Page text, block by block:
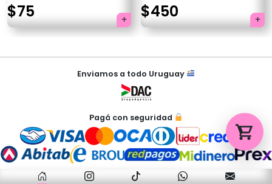
$75 $450
NavegaciónEnviamos a todo Uruguay
Pagá con seguridad